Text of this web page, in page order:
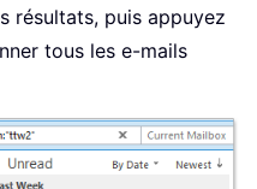
résultats, puis appuyez
tous les e-mails